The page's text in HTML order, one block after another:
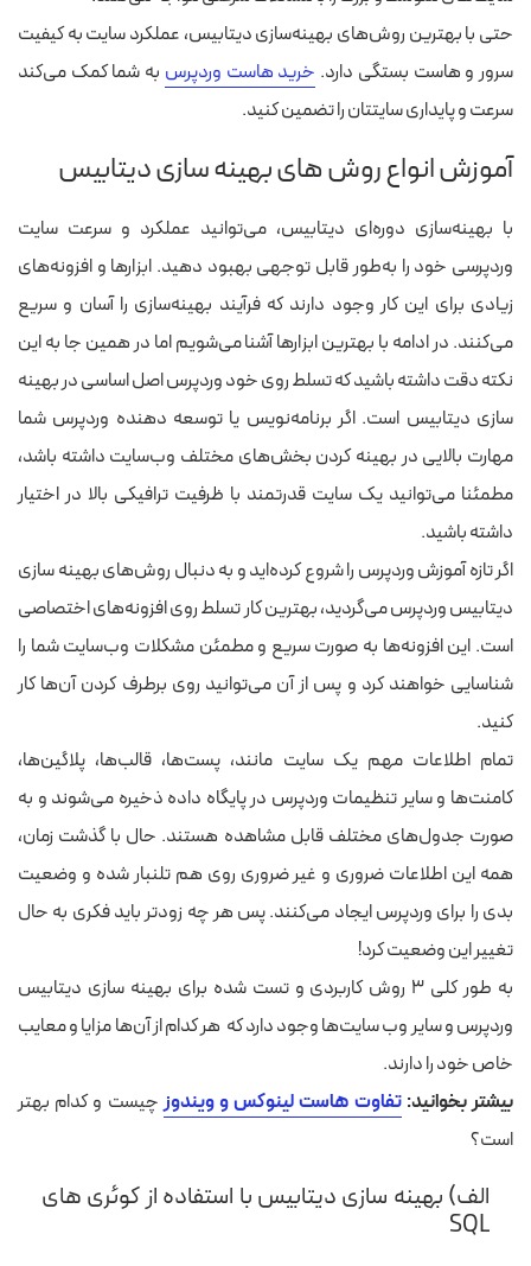
حتی با بهترین روش‌های بهینه‌سازی دیتابیس، عملکرد سایت به کیفیت
سرور و هاست بستگی دارد. خرید هاست وردپرس به شما کمک می‌کند
سرعت و پایداری سایتتان را تضمین کنید.
آموزش انواع روش های بهینه سازی دیتابیس
با بهینه‌سازی دوره‌ای دیتابیس، می‌توانید عملکرد و سرعت سایت
وردپرسی خود را به‌طور قابل توجهی بهبود دهید. ابزارها و افزونه‌های
زیادی برای این کار وجود دارند که فرآیند بهینه‌سازی را آسان و سریع
می‌کنند. در ادامه با بهترین ابزارها آشنا می‌شویم اما در همین جا به این
نکته دقت داشته باشید که تسلط روی خود وردپرس اصل اساسی در بهینه
سازی دیتابیس است. اگر برنامه‌نویس یا توسعه دهنده وردپرس شما
مهارت بالایی در بهینه کردن بخش‌های مختلف وب‌سایت داشته باشد،
مطمئنا می‌توانید یک سایت قدرتمند با ظرفیت ترافیکی بالا در اختیار
داشته باشید.
اگر تازه آموزش وردپرس را شروع کرده‌اید و به دنبال روش‌های بهینه سازی
دیتابیس وردپرس می‌گردید، بهترین کار تسلط روی افزونه‌های اختصاصی
است. این افزونه‌ها به صورت سریع و مطمئن مشکلات وب‌سایت شما را
شناسایی خواهند کرد و پس از آن می‌‌توانید روی برطرف کردن آن‌ها کار
کنید.
تماماطلاعات مهمیک سایت مانند، پست‌ها، قالب‌ها، پلاگین‌ها،
کامنت‌ها و سایر تنظیمات وردپرس در پایگاه داده ذخیره می‌شوند و به
صورت جدول‌های مختلف قابل مشاهده هستند. حال با گذشت زمان،
همه این اطلاعات ضروری و غیر ضروری روی هم تلنبار شده و وضعیت
بدی را برای وردپرس ایجاد می‌کنند. پس هر چه زودتر باید فکری به حال
تغییر این وضعیت کرد!
به طور کلی ۳ روش کاربردی و تست شده برای بهینه سازی دیتابیس
وردپرس و سایر وب سایت‌ها وجود دارد که هر کدام از آن‌ها مزایا و معایب
خاص خود را دارند.
بیشتر بخوانید:تفاوت هاست لینوکس و ویندوز چیست و کدام بهتر
است؟
الف) بهینه سازی دیتابیس با استفاده از کوئری های
SQL